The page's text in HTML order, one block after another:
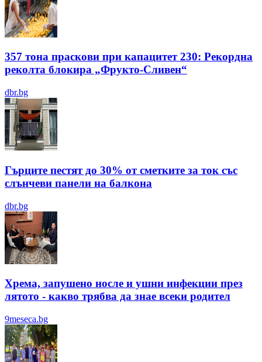
357 тона праскови при капацитет 230: Рекордна
реколта блокира „Фрукто-Сливен“
dbr.bg
Гърците пестят до 30% от сметките за ток със
слънчеви панели на балкона
dbr.bg
Хрема, запушено носле и ушни инфекции през
лятотo - какво трябва да знае всеки родител
9meseca.bg